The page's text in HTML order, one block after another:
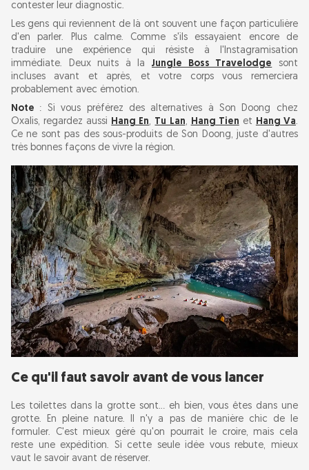
contester leur diagnostic.
Les gens qui reviennent de là ont souvent une façon particulière
d'en parler. Plus calme. Comme s'ils essayaient encore de
traduire une expérience qui résiste à l'Instagramisation
immédiate. Deux nuits à laJungle Boss Travelodge sont
incluses avant et après, et votre corps vous remerciera
probablement avec émotion.
Note : Si vous préférez des alternatives à Son Doong chez
Oxalis, regardez aussi Hang En, Tu Lan, Hang Tien et Hang Va.
Ce ne sont pas des sous-produits de Son Doong, juste d'autres
très bonnes façons de vivre la région.
Ce qu'il faut savoir avant de vous lancer
Les toilettes dans la grotte sont... eh bien, vous êtes dans une
grotte. En pleine nature. Il n'y a pas de manière chic de le
formuler. C'est mieux géré qu'on pourrait le croire, mais cela
reste une expédition. Si cette seule idée vous rebute, mieux
vaut le savoir avant de réserver.